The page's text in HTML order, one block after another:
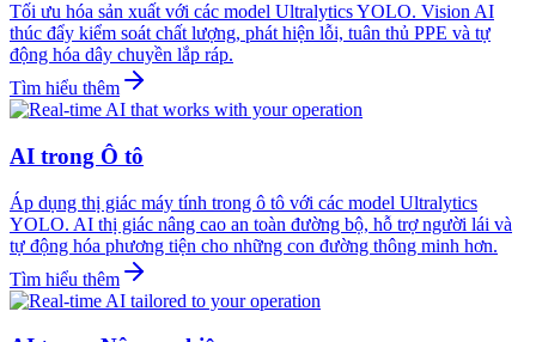
Tối ưu hóa sản xuất với các model Ultralytics YOLO. Vision AI
thúc đẩy kiểm soát chất lượng, phát hiện lỗi, tuân thủ PPE và tự
động hóa dây chuyền lắp ráp.
Tìm hiểu thêm
AI trong Ô tô
Áp dụng thị giác máy tính trong ô tô với các model Ultralytics
YOLO. AI thị giác nâng cao an toàn đường bộ, hỗ trợ người lái và
tự động hóa phương tiện cho những con đường thông minh hơn.
Tìm hiểu thêm